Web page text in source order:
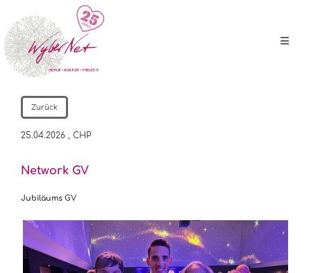
Zurück
25.04.2026 , CHP
Network GV
Jubiläums GV